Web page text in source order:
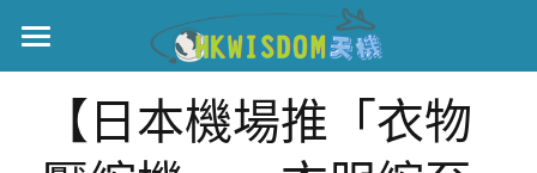
主頁
世界盃
【日本機場推「衣物